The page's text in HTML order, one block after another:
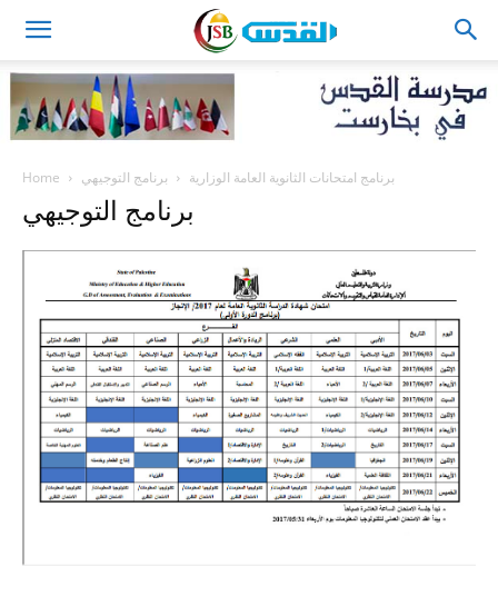
Home برنامج امتحانات الثانوية العامة الوزارية برنامج التوجيهي
برنامج التوجيهي